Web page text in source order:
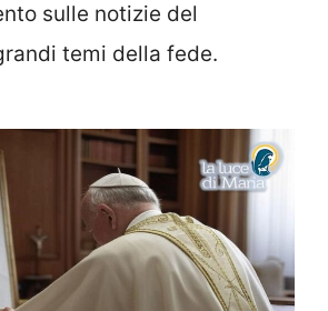
sulle notizie del
temi della fede.